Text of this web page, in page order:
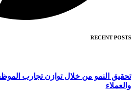
RECENT POSTS
تحقيق النمو من خلال توازن تجارب
والعملاء